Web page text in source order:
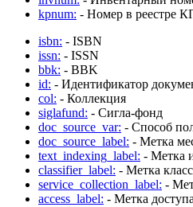
kpnum: - Номер в реестре
isbn: - ISBN
issn: - ISSN
bbk: - BBK
id: - Идентификатор
col: - Коллекция
siglafund: - Сигла-фонд
doc_source_var: - Способ
doc_source_label: - Метка
text_indexing_label: - Метка
classifier_label: - Метка
service_collection_label: -
access_label: - Метка доступа